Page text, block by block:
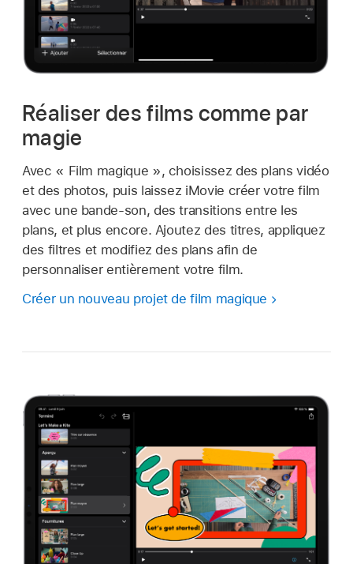
Réaliser des films comme par
magie
Avec « Film magique », choisissez des plans vidéo
et des photos, puis laissez iMovie créer votre film
avec une bande-son, des transitions entre les
plans, et plus encore. Ajoutez des titres, appliquez
des filtres et modifiez des plans afin de
personnaliser entièrement votre film.
Créer un nouveau projet de film magique